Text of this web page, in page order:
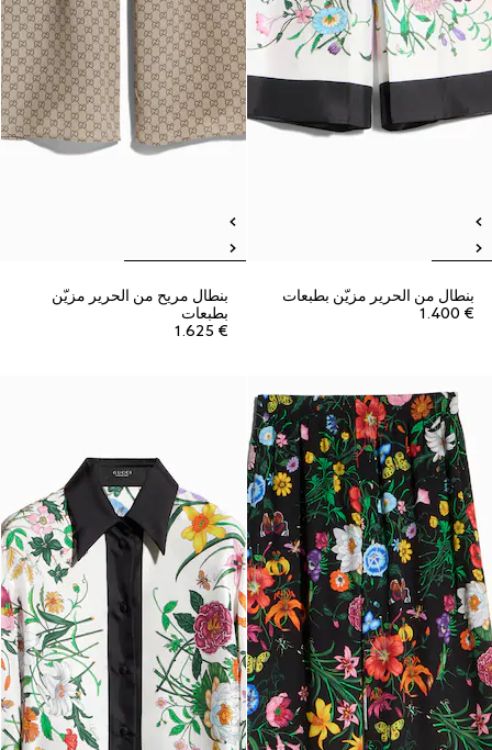
بنطال من الحرير مزيّن بطبعات
€ 1.400
بنطال مريح من الحرير مزيّن
بطبعات
€ 1.625